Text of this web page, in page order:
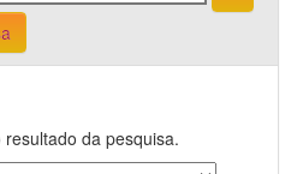
da pesquisa.